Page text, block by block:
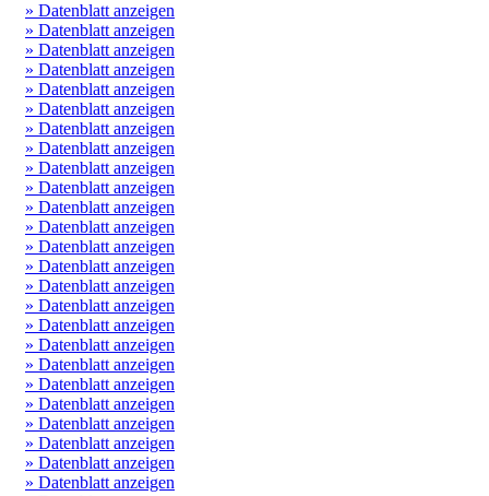
» Datenblatt anzeigen
» Datenblatt anzeigen
» Datenblatt anzeigen
» Datenblatt anzeigen
» Datenblatt anzeigen
» Datenblatt anzeigen
» Datenblatt anzeigen
» Datenblatt anzeigen
» Datenblatt anzeigen
» Datenblatt anzeigen
» Datenblatt anzeigen
» Datenblatt anzeigen
» Datenblatt anzeigen
» Datenblatt anzeigen
» Datenblatt anzeigen
» Datenblatt anzeigen
» Datenblatt anzeigen
» Datenblatt anzeigen
» Datenblatt anzeigen
» Datenblatt anzeigen
» Datenblatt anzeigen
» Datenblatt anzeigen
» Datenblatt anzeigen
» Datenblatt anzeigen
» Datenblatt anzeigen